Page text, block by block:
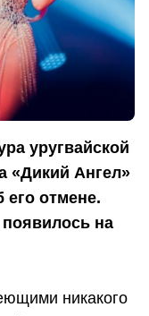
уругвайской
«Дикий Ангел»
отмене.
на
никакого